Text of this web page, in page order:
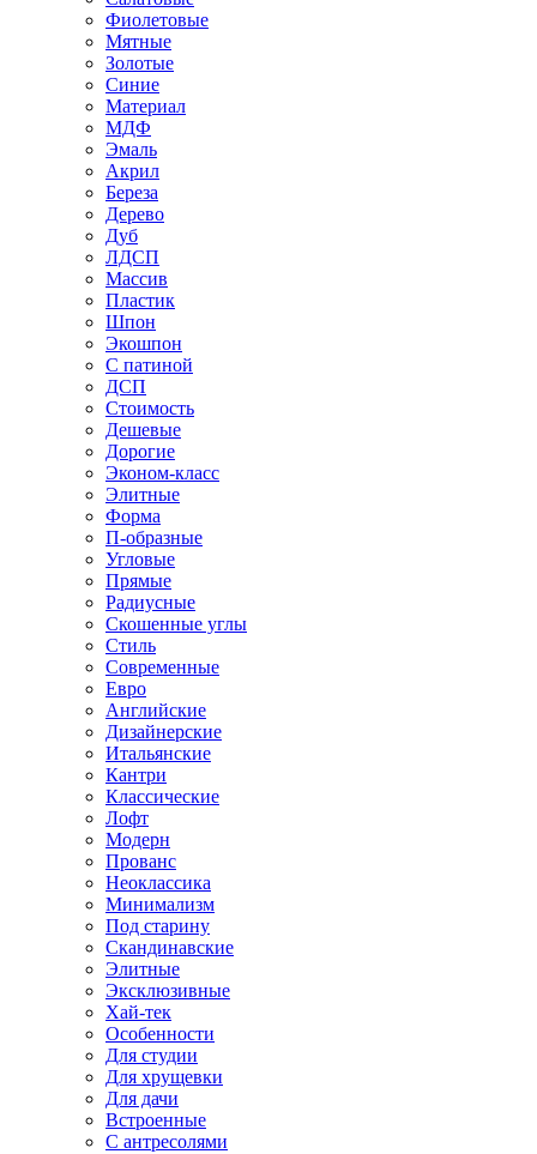
Фиолетовые
Мятные
Золотые
Синие
Материал
МДФ
Эмаль
Акрил
Береза
Дерево
Дуб
ЛДСП
Массив
Пластик
Шпон
Экошпон
С патиной
ДСП
Стоимость
Дешевые
Дорогие
Эконом-класс
Элитные
Форма
П-образные
Угловые
Прямые
Радиусные
Скошенные углы
Стиль
Современные
Евро
Английские
Дизайнерские
Итальянские
Кантри
Классические
Лофт
Модерн
Прованс
Неоклассика
Минимализм
Под старину
Скандинавские
Элитные
Эксклюзивные
Хай-тек
Особенности
Для студии
Для хрущевки
Для дачи
Встроенные
С антресолями